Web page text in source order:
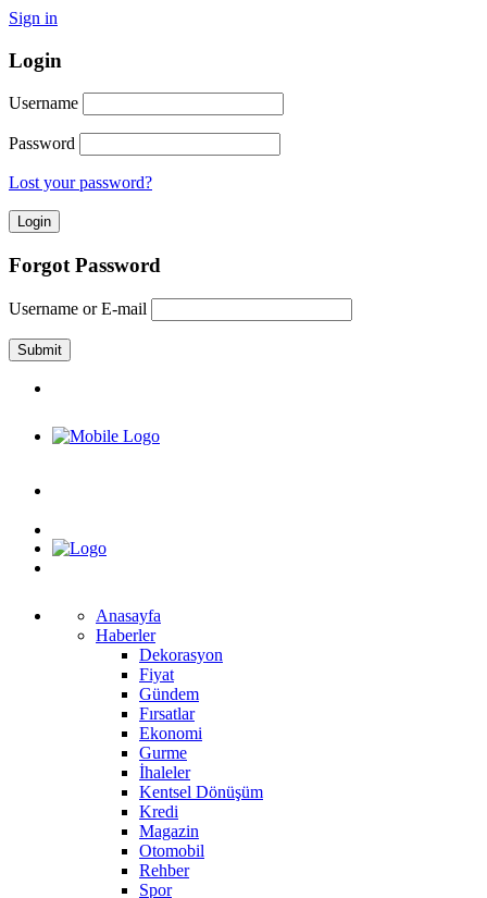
Sign in
Login
Username
Password
Lost your password?
Forgot Password
Username or E-mail
Anasayfa
Haberler
Dekorasyon
Fiyat
Gündem
Fırsatlar
Ekonomi
Gurme
İhaleler
Kentsel Dönüşüm
Kredi
Magazin
Otomobil
Rehber
Spor